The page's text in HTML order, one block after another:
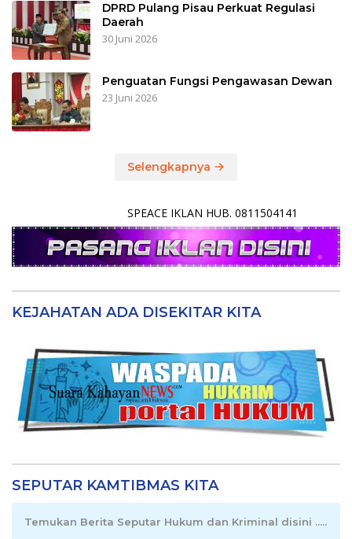
DPRD Pulang Pisau Perkuat Regulasi
Daerah
30 Juni 2026
Penguatan Fungsi Pengawasan Dewan
23 Juni 2026
Selengkapnya
SPEACE IKLAN HUB. 0811504141
KEJAHATAN ADA DISEKITAR KITA
SEPUTAR KAMTIBMAS KITA
Temukan Berita Seputar Hukum dan Kriminal disini .....